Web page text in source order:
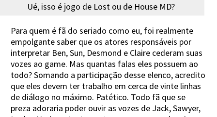
Ué, isso é jogo de Lost ou de House MD?
Para quem é fã do seriado como eu, foi realmente
empolgante saber que os atores responsáveis por
interpretar Ben, Sun, Desmond e Claire cederam suas
vozes ao game. Mas quantas falas eles possuem ao
todo? Somando a participação desse elenco, acredito
que eles devem ter trabalho em cerca de vinte linhas
de diálogo no máximo. Patético. Todo fã que se
preza adoraria poder ouvir as vozes de Jack, Sawyer,